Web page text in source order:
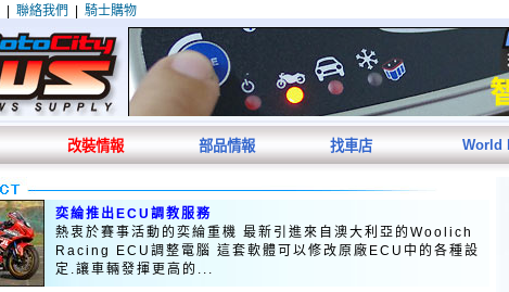
聯絡我們 騎士購物
改裝情報 部品情報 找車店 World
奕綸推出ECU調教服務
熱衷於賽事活動的奕綸重機 最新引進來自澳大利亞的Woolich
Racing ECU調整電腦 這套軟體可以修改原廠ECU中的各種設
定.讓車輛發揮更高的...